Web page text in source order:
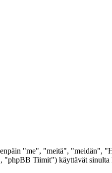
"me", "meitä",
Tiimit") käyttävät sinulta